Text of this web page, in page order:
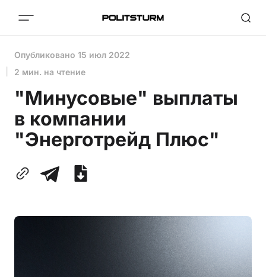
Опубликовано 15 июл 2022
2 мин. на чтение
"Минусовые" выплаты
в компании
"Энерготрейд Плюс"